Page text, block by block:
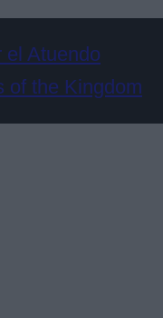
el Atuendo
of the Kingdom